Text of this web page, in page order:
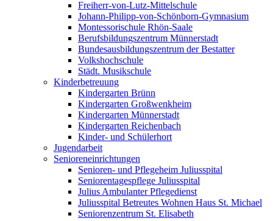
Freiherr-von-Lutz-Mittelschule
Johann-Philipp-von-Schönborn-Gymnasium
Montessorischule Rhön-Saale
Berufsbildungszentrum Münnerstadt
Bundesausbildungszentrum der Bestatter
Volkshochschule
Städt. Musikschule
Kinderbetreuung
Kindergarten Brünn
Kindergarten Großwenkheim
Kindergarten Münnerstadt
Kindergarten Reichenbach
Kinder- und Schülerhort
Jugendarbeit
Senioreneinrichtungen
Senioren- und Pflegeheim Juliusspital
Seniorentagespflege Juliusspital
Julius Ambulanter Pflegedienst
Juliusspital Betreutes Wohnen Haus St. Michael
Seniorenzentrum St. Elisabeth